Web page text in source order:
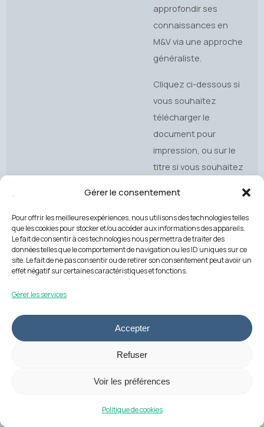
Gérer le consentement
Pour offrir les meilleures expériences, nous utilisons des technologies telles
que les cookies pour stocker et/ou accéder aux informations des appareils.
Le fait de consentir à ces technologies nous permettra de traiter des
données telles que le comportement de navigation ou les ID uniques sur ce
site. Le fait de ne pas consentir ou de retirer son consentement peut avoir un
effet négatif sur certaines caractéristiques et fonctions.
Gérer les services
Accepter
Refuser
Voir les préférences
Politique de cookies
approfondir ses
connaissances en
M&V via une approche
généraliste.
Cliquez ci-dessous si
vous souhaitez
télécharger le
document pour
impression, ou sur le
titre si vous souhaitez
(possibilité également
de le télécharger pour
lecture en local via ce
chemin).
Rapport
sensibilisation à la